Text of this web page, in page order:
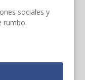
sociales y
rumbo.